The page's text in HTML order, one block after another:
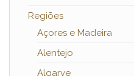
Regiões
Açores e Madeira
Alentejo
Algarve